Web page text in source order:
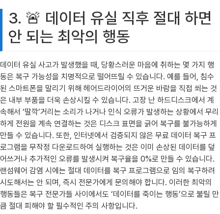
3. 🚨 데이터 유실 직후 절대 하면
안 되는 최악의 행동
데이터 유실 사고가 발생했을 때, 당황스러운 마음에 취하는 몇 가지 행
동은 복구 가능성을 치명적으로 떨어뜨릴 수 있습니다. 예를 들어, 침수
된 스마트폰을 말리기 위해 헤어드라이어의 뜨거운 바람을 직접 쐬는 것
은 내부 부품을 더욱 손상시킬 수 있습니다. 고장 난 하드디스크에서 계
속해서 ‘딸깍’거리는 소리가 나거나 인식 오류가 발생하는 상황에서 무리
하게 전원을 계속 연결하는 것은 디스크 표면을 긁어 복구를 불가능하게
만들 수 있습니다. 또한, 인터넷에서 검증되지 않은 무료 데이터 복구 프
로그램을 무작정 다운로드하여 실행하는 것은 이미 손상된 데이터를 덮
어쓰거나 추가적인 오류를 발생시켜 복구율을 0%로 만들 수 있습니다.
랜섬웨어 감염 시에는 절대 데이터를 복구 프로그램으로 임의 복구하려
시도해서는 안 되며, 즉시 전문가에게 문의해야 합니다. 이러한 최악의
행동들은 복구 전문가들 사이에서도 ‘데이터를 죽이는 행동’으로 불릴 만
큼 절대 피해야 할 필수적인 주의 사항입니다.